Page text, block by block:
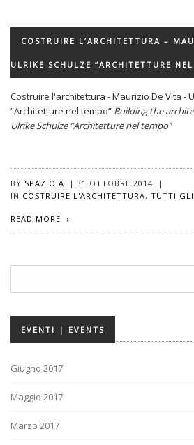
COSTRUIRE L’ARCHITETTURA –
ULRIKE SCHULZE “ARCHITETTURE
Costruire l'architettura - Maurizio De Vita -
“Architetture nel tempo” Building the
Ulrike Schulze “Architetture nel tempo”
BY SPAZIO A | 31 OTTOBRE 2014
|
IN COSTRUIRE L'ARCHITETTURA, TUTTI GLI
READ MORE
EVENTI | EVENTS
Giugno 2017
Maggio 2017
Marzo 2017